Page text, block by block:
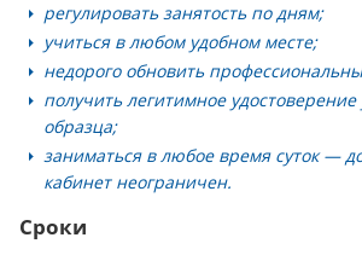
регулировать занятость по дням;
учиться в любом удобном месте;
недорого обновить
получить легитимное удостоверение
образца;
заниматься в любое время суток —
кабинет неограничен.
Сроки